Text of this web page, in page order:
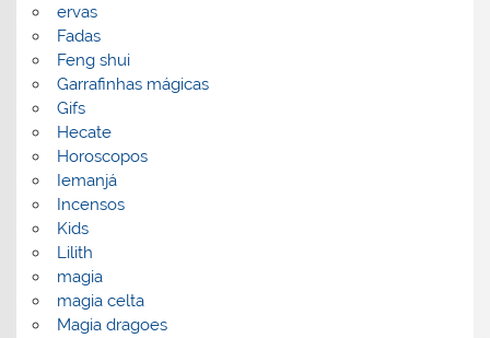
ervas
Fadas
Feng shui
Garrafinhas mágicas
Gifs
Hecate
Horoscopos
Iemanjá
Incensos
Kids
Lilith
magia
magia celta
Magia dragoes